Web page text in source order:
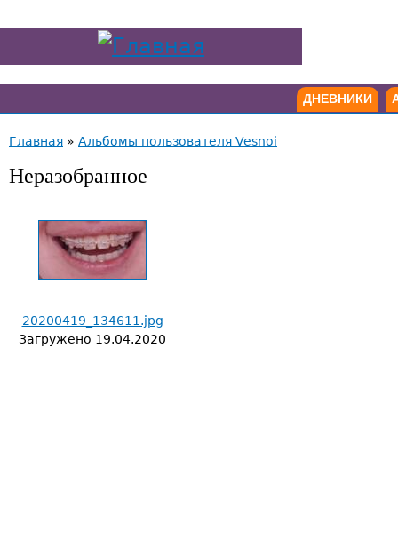
ДНЕВНИКИ
Главная » Альбомы пользователя Vesnoi
Неразобранное
20200419_134611.jpg
Загружено 19.04.2020